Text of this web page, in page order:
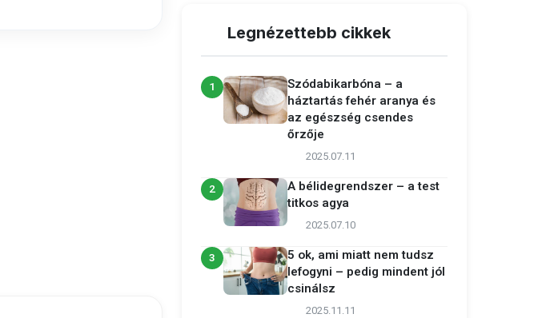
Legnézettebb cikkek
1
Szódabikarbóna – a
háztartás fehér aranya és
az egészség csendes
őrzője
2025.07.11
2
A bélidegrendszer – a test
titkos agya
2025.07.10
3
5 ok, ami miatt nem tudsz
lefogyni – pedig mindent jól
csinálsz
2025.11.11